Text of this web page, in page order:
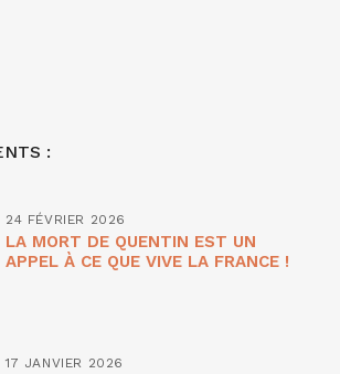
:
24 FÉVRIER 2026
LA MORT DE QUENTIN EST UN
APPEL À CE QUE VIVE LA FRANCE !
17 JANVIER 2026